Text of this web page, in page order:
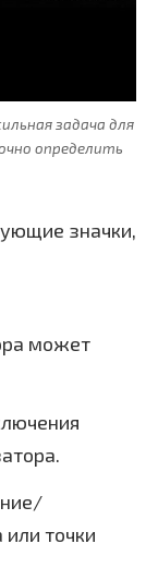
задача для
определить
значки,
может
точки